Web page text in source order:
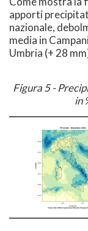
apporti
nazionale,
media in
Umbria (+ 28
Figura 5 -
in